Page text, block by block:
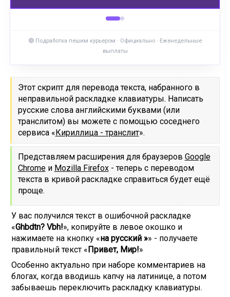
🟣 Подработка пешим курьером · Официально · Еженедельные
выплаты
Этот скрипт для перевода текста, набранного в
неправильной раскладке клавиатуры. Написать
русские слова английскими буквами (или
транслитом) вы можете с помощью соседнего
сервиса «Кириллица - транслит».
Представляем расширения для браузеров Google
Chromeи Mozilla Firefox- теперь с переводом
текста в кривой раскладке справиться будет ещё
проще.
У вас получился текст в ошибочной раскладке
«Ghbdtn? Vbh!», копируйте в левое окошко и
нажимаете на кнопку «на русский »» - получаете
правильный текст «Привет, Мир!»
Особенно актуально при наборе комментариев на
блогах, когда вводишь капчу на латинице, а потом
забываешь переключить раскладку клавиатуры.